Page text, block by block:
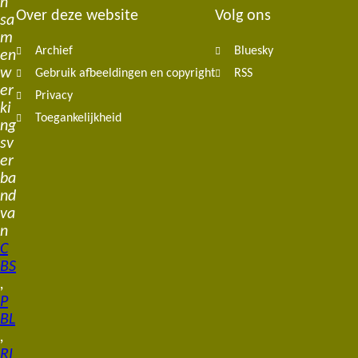
n
sa
m
en
w
er
ki
ng
sv
er
ba
nd
va
n
C
BS
,
P
BL
,
Over deze website
Archief
Gebruik afbeeldingen en copyright
Privacy
Toegankelijkheid
Volg ons
Bluesky
RSS